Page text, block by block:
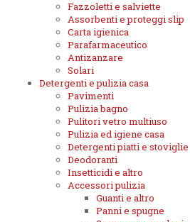
Fazzoletti e salviette
Assorbenti e proteggi slip
Carta igienica
Parafarmaceutico
Antizanzare
Solari
Detergenti e pulizia casa
Pavimenti
Pulizia bagno
Pulitori vetro multiuso
Pulizia ed igiene casa
Detergenti piatti e stoviglie
Deodoranti
Insetticidi e altro
Accessori pulizia
Guanti e altro
Panni e spugne